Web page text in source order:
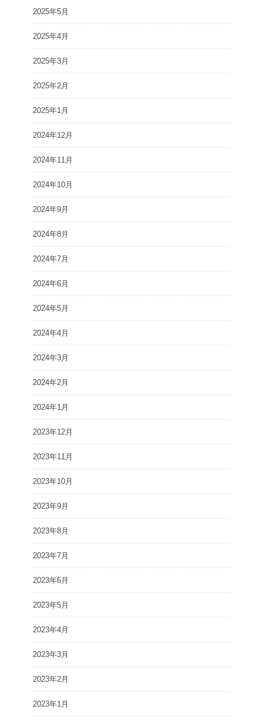
2025年5月
2025年4月
2025年3月
2025年2月
2025年1月
2024年12月
2024年11月
2024年10月
2024年9月
2024年8月
2024年7月
2024年6月
2024年5月
2024年4月
2024年3月
2024年2月
2024年1月
2023年12月
2023年11月
2023年10月
2023年9月
2023年8月
2023年7月
2023年6月
2023年5月
2023年4月
2023年3月
2023年2月
2023年1月